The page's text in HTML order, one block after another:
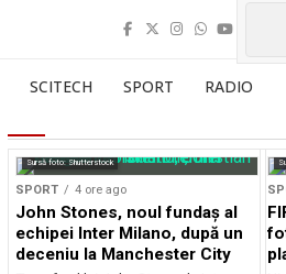
SCITECH SPORT RADIO
Sursă foto: Shutterstock
SPORT 4 ore ago
John Stones, noul fundaș al
echipei Inter Milano, după un
deceniu la Manchester City